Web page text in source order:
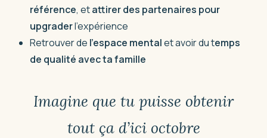
référence, etattirer des partenaires pour
upgraderl’expérience
Retrouver de l’espace mentalet avoir du temps
de qualité avec ta famille
Imagine que tu puisse obtenir
tout ça d’ici octobre